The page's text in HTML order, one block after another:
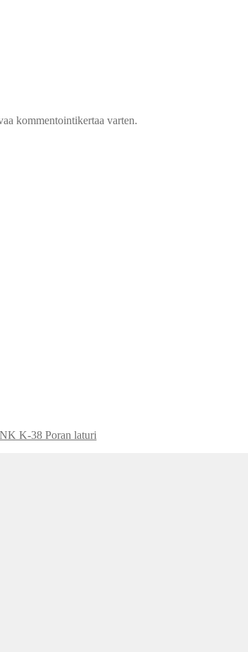
kommentointikertaa varten.
K-38 Poran laturi